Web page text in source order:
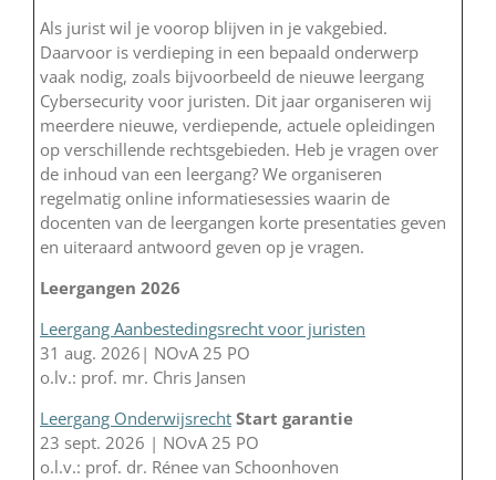
Als jurist wil je voorop blijven in je vakgebied.
Daarvoor is verdieping in een bepaald onderwerp
vaak nodig, zoals bijvoorbeeld de nieuwe leergang
Cybersecurity voor juristen. Dit jaar organiseren wij
meerdere nieuwe, verdiepende, actuele opleidingen
op verschillende rechtsgebieden. Heb je vragen over
de inhoud van een leergang? We organiseren
regelmatig online informatiesessies waarin de
docenten van de leergangen korte presentaties geven
en uiteraard antwoord geven op je vragen.
Leergangen 2026
Leergang Aanbestedingsrecht voor juristen
31 aug. 2026| NOvA 25 PO
o.lv.: prof. mr. Chris Jansen
Leergang Onderwijsrecht Start garantie
23 sept. 2026 | NOvA 25 PO
o.l.v.: prof. dr. Rénee van Schoonhoven